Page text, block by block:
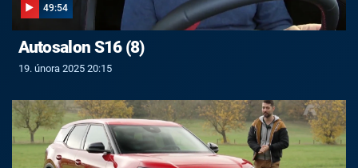
49:54
Autosalon S16 (8)
19. února 2025 20:15